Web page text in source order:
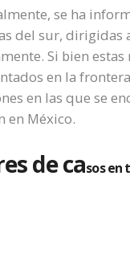
se ha
del sur, dirigidas
Si bien
en la
en las que se
en México.
de casos en